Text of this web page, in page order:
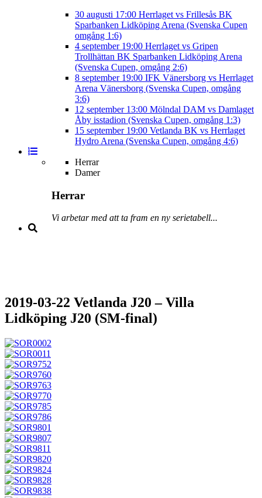
30 augusti 17:00 Herrlaget vs Frillesås BK
Sparbanken Lidköping Arena (Svenska Cupen
omgång 1:6)
4 september 19:00 Herrlaget vs Gripen
Trollhättan BK Sparbanken Lidköping Arena
(Svenska Cupen, omgång 2:6)
8 september 19:00 IFK Vänersborg vs Herrlaget
Arena Vänersborg (Svenska Cupen, omgång
3:6)
12 september 13:00 Mölndal DAM vs Damlaget
Åby isstadion (Svenska Cupen, omgång 1:3)
15 september 19:00 Vetlanda BK vs Herrlaget
Hydro Arena (Svenska Cupen, omgång 4:6)
Herrar
Damer
Herrar
Vi arbetar med att ta fram en ny serietabell...
2019-03-22 Vetlanda J20 – Villa
Lidköping J20 (SM-final)